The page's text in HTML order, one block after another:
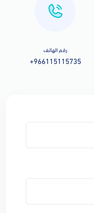
رقم الهاتف
+966115115735